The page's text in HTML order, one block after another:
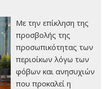
Με την επίκληση της
προσβολής της
προσωπικότητας των
περιοίκων λόγω των
φόβων και ανησυχιών
που προκαλεί η